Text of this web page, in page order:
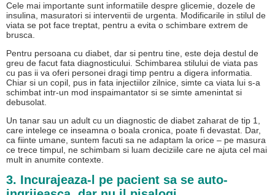
Cele mai importante sunt informatiile despre glicemie, dozele de
insulina, masuratori si interventii de urgenta. Modificarile in stilul de
viata se pot face treptat, pentru a evita o schimbare extrem de
brusca.
Pentru persoana cu diabet, dar si pentru tine, este deja destul de
greu de facut fata diagnosticului. Schimbarea stilului de viata pas
cu pas ii va oferi personei dragi timp pentru a digera informatia.
Chiar si un copil, pus in fata injectiilor zilnice, simte ca viata lui s-a
schimbat intr-un mod inspaimantator si se simte amenintat si
debusolat.
Un tanar sau un adult cu un diagnostic de diabet zaharat de tip 1,
care intelege ce inseamna o boala cronica, poate fi devastat. Dar,
ca fiinte umane, suntem facuti sa ne adaptam la orice – pe masura
ce trece timpul, ne schimbam si luam deciziile care ne ajuta cel mai
mult in anumite contexte.
3. Incurajeaza-l pe pacient sa se auto-